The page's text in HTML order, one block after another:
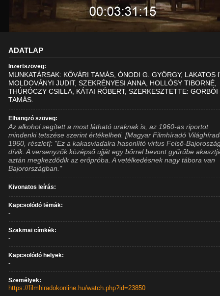
ADATLAP
Inzertszöveg:
MUNKATÁRSAK: KŐVÁRI TAMÁS, ÓNODI G. GYÖRGY, LAKATOS
MOLDOVÁNYI JUDIT, SZEKRÉNYESI ANNA, HOLLÓSY TIBORNÉ,
THÚRÓCZY CSILLA, KÁTAI RÓBERT, SZERKESZTETTE: GORBÓI
TAMÁS.
Elhangzó szöveg:
Az alkohol segített a most látható uraknak is, az 1960-as riportot
mindenki tetszése szerint értékelheti. [Magyar Filmhíradó
1960, részlet]: "Ez a kakasviadalra hasonlító virtus Felső-
dívik. A versenyzők középső ujját egy bőrrel bevont gyűrűbe
aztán megkezdődik az erőpróba. A vetélkedésnek nagy tábora van
Bajorországban."
Kivonatos leírás:
Kapcsolódó témák:
-
Szakmai címkék:
-
Kapcsolódó helyek:
-
Személyek:
https://filmhiradokonline.hu/watch.php?id=23850